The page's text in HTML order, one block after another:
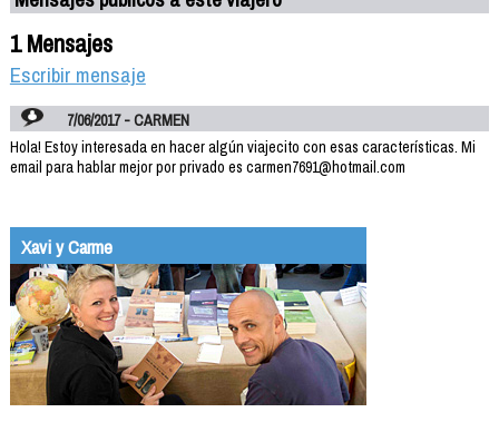
1 Mensajes
Escribir mensaje
7/06/2017 - CARMEN
Hola! Estoy interesada en hacer algún viajecito con esas características. Mi
email para hablar mejor por privado es carmen7691@hotmail.com
Xavi y Carme